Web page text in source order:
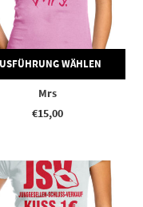
WÄHLEN
Mrs
€15,00